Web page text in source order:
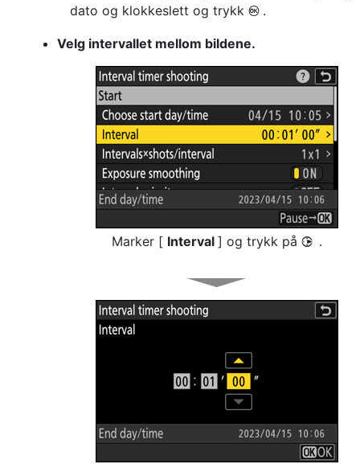
dato og klokkeslett og trykk J .
Velg intervallet mellom bildene.
Marker [ Interval ] og trykk på 2 .